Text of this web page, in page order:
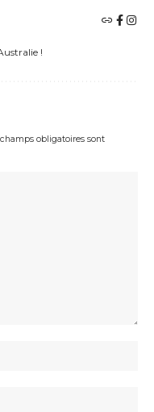
!
champs obligatoires sont